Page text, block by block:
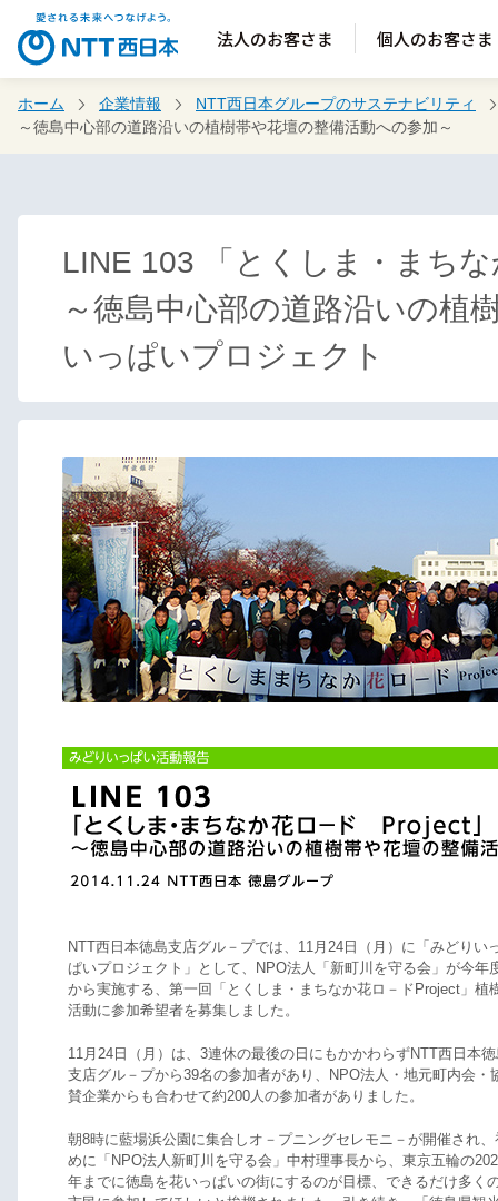
法人のお客さま 個人のお客さま
ホーム 企業情報
NTT西日本グループのサステナビリティ
～徳島中心部の道路沿いの植樹帯や花壇の整備活動への参加～
LINE 103 「とくしま・まち
～徳島中心部の道路沿いの植
いっぱいプロジェクト
NTT西日本徳島支店グル－プでは、11月24日（月）に「みどりい
ぱいプロジェクト」として、NPO法人「新町川を守る会」が今年
から実施する、第一回「とくしま・まちなか花ロ－ドProject」植
活動に参加希望者を募集しました。
11月24日（月）は、3連休の最後の日にもかかわらずNTT西日本
支店グル－プから39名の参加者があり、NPO法人・地元町内会・
賛企業からも合わせて約200人の参加者がありました。
朝8時に藍場浜公園に集合しオ－プニングセレモニ－が開催され、
めに「NPO法人新町川を守る会」中村理事長から、東京五輪の
年までに徳島を花いっぱいの街にするのが目標、できるだけ多く